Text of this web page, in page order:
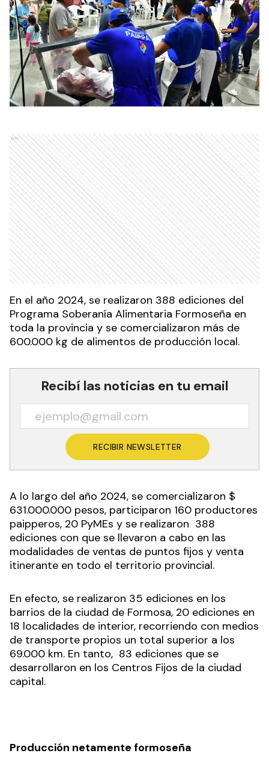
Ads
En el año 2024, se realizaron 388 ediciones del
Programa Soberanía Alimentaria Formoseña en
toda la provincia y se comercializaron más de
600.000 kg de alimentos de producción local.
Recibí las noticias en tu email
RECIBIR NEWSLETTER
A lo largo del año 2024, se comercializaron $
631.000.000 pesos, participaron 160 productores
paipperos, 20 PyMEs y se realizaron 388
ediciones con que se llevaron a cabo en las
modalidades de ventas de puntos fijos y venta
itinerante en todo el territorio provincial.
En efecto, se realizaron 35 ediciones en los
barrios de la ciudad de Formosa, 20 ediciones en
18 localidades de interior, recorriendo con medios
de transporte propios un total superior a los
69.000 km. En tanto, 83 ediciones que se
desarrollaron en los Centros Fijos de la ciudad
capital.
Producción netamente formoseña